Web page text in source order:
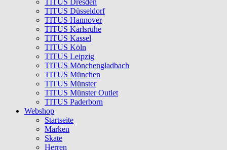
TITUS Düsseldorf
TITUS Hannover
TITUS Karlsruhe
TITUS Kassel
TITUS Köln
TITUS Leipzig
TITUS Mönchengladbach
TITUS München
TITUS Münster
TITUS Münster Outlet
TITUS Paderborn
Webshop
Startseite
Marken
Skate
Herren